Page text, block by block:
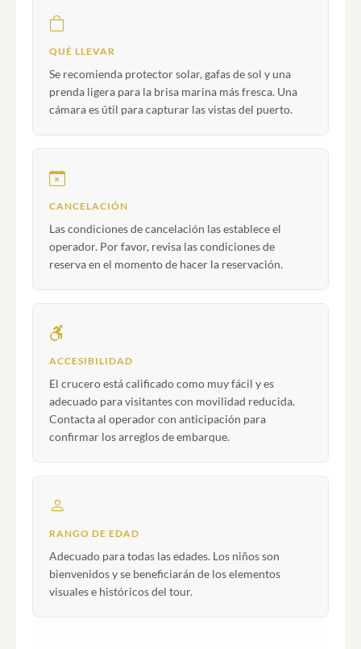
QUÉ LLEVAR
Se recomienda protector solar, gafas de sol y una
prenda ligera para la brisa marina más fresca. Una
cámara es útil para capturar las vistas del puerto.
CANCELACIÓN
Las condiciones de cancelación las establece el
operador. Por favor, revisa las condiciones de
reserva en el momento de hacer la reservación.
ACCESIBILIDAD
El crucero está calificado como muy fácil y es
adecuado para visitantes con movilidad reducida.
Contacta al operador con anticipación para
confirmar los arreglos de embarque.
RANGO DE EDAD
Adecuado para todas las edades. Los niños son
bienvenidos y se beneficiarán de los elementos
visuales e históricos del tour.